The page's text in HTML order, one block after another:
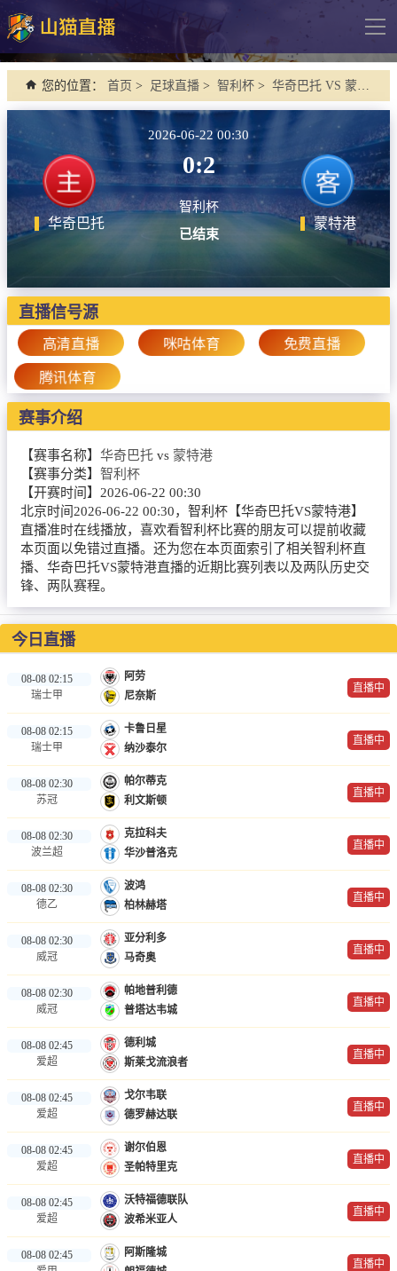
导
网站首页
德甲
法甲
西甲
欧冠杯
中超
篮球直播
NBA
CBA
录像
足球录像
篮球录像
新闻
足球新闻
篮球新闻
体育词条
您的位置： 首页 > 足球直播 > 智利杯 > 华奇巴托 VS 蒙特港
华奇巴托
2026-06-22 00:30
0:2
智利杯
已结束
蒙特港
直播信号源
高清直播 咪咕体育 免费直播
腾讯体育
赛事介绍
【赛事名称】 华奇巴托 vs 蒙特港
【赛事分类】 智利杯
【开赛时间】 2026-06-22 00:30
北京时间2026-06-22 00:30，智利杯【华奇巴托VS蒙特港】
直播准时在线播放，喜欢看智利杯比赛的朋友可以提前收藏
本页面以免错过直播。还为您在本页面索引了相关智利杯直
播、华奇巴托VS蒙特港直播的近期比赛列表以及两队历史交
锋、两队赛程。
今日直播
08-08 02:15
瑞士甲
阿劳
尼奈斯
直播中
08-08 02:15
瑞士甲
卡鲁日星
纳沙泰尔
直播中
08-08 02:30
苏冠
帕尔蒂克
利文斯顿
直播中
08-08 02:30
波兰超
克拉科夫
华沙普洛克
直播中
08-08 02:30
德乙
波鸿
柏林赫塔
直播中
08-08 02:30
威冠
亚分利多
马奇奥
直播中
08-08 02:30
威冠
帕地普利德
普塔达韦城
直播中
08-08 02:45
爱超
德利城
斯莱戈流浪者
直播中
08-08 02:45
爱超
戈尔韦联
德罗赫达联
直播中
08-08 02:45
爱超
谢尔伯恩
圣帕特里克
直播中
08-08 02:45
爱超
沃特福德联队
波希米亚人
直播中
08-08 02:45
阿斯隆城
直播中